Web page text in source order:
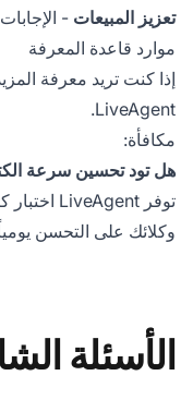
تعزيز المبيعات -
موارد قاعدة المعرفة
إذا كنت تريد معرفة
LiveAgent.
مكافأة:
هل تود تحسين سرعة
توفر LiveAgent
اختبار
وكلائك على التحسن
الأسئلة